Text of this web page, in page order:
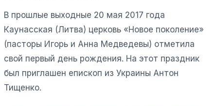
В прошлые выходные 20 мая 2017 года
Каунасская (Литва) церковь «Новое поколение»
(пасторы Игорь и Анна Медведевы) отметила
свой первый день рождения. На этот праздник
был приглашен епископ из Украины Антон
Тищенко.